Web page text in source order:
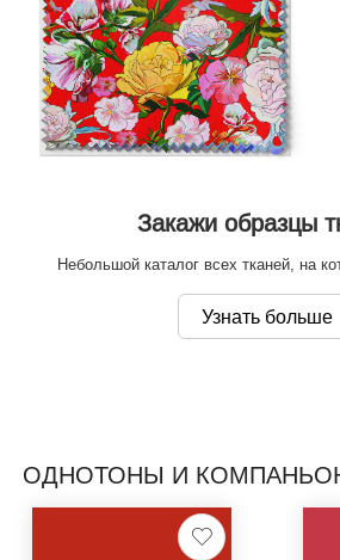
Закажи образцы
Небольшой каталог всех тканей, на
Узнать больше
ОДНОТОНЫ И